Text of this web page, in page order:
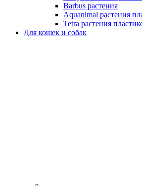
Barbus растения
Aquanimal растения
Tetra растения
Для кошек и собак